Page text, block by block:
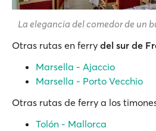
La elegancia del comedor de un
Otras rutas en ferry del sur de
Marsella - Ajaccio
Marsella - Porto Vecchio
Otras rutas de ferry a los
Tolón - Mallorca